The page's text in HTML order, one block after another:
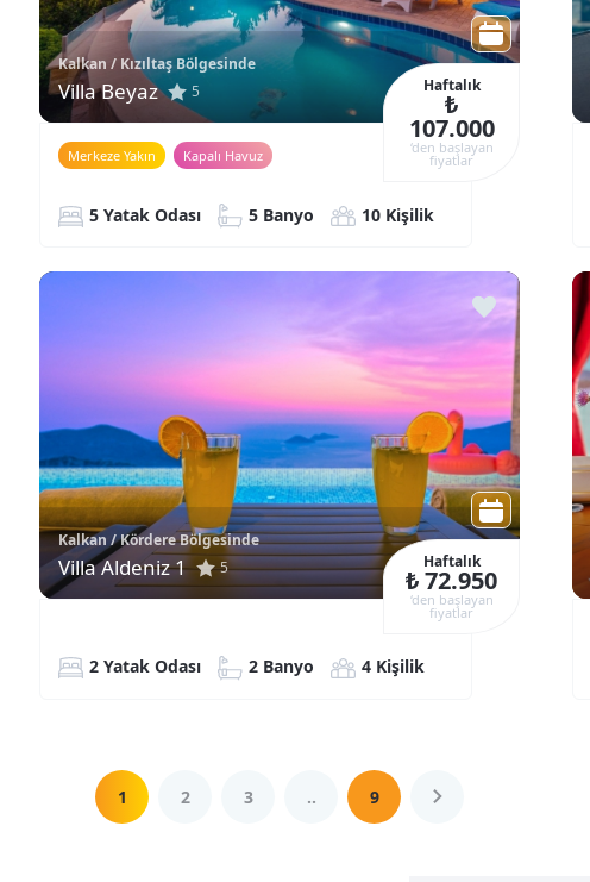
Kalkan / Kızıltaş Bölgesinde
Villa Beyaz 5 Haftalık
₺
107.000
‘den başlayan
fiyatlar
Merkeze Yakın Kapalı Havuz
5 Yatak Odası 5 Banyo 10 Kişilik
Kalkan / Kördere Bölgesinde
Villa Aldeniz 1 5 Haftalık
₺ 72.950
‘den başlayan
fiyatlar
2 Yatak Odası 2 Banyo 4 Kişilik
1 2 3 .. 9